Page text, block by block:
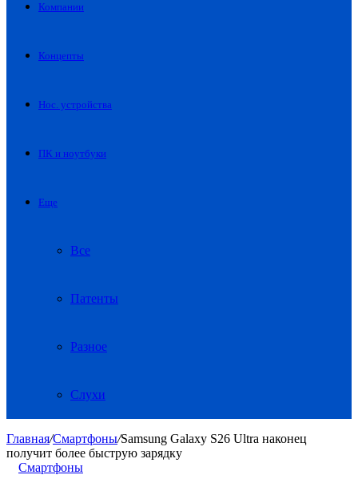
Компании
Концепты
Нос. устройства
ПК и ноутбуки
Еще
Все
Патенты
Разное
Слухи
Главная/Смартфоны/Samsung Galaxy S26 Ultra наконец
получит более быструю зарядку
Смартфоны